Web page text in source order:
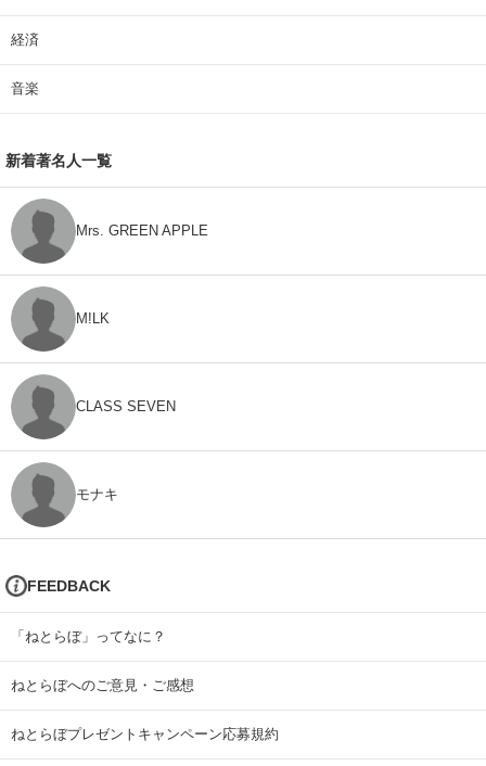
経済
音楽
新着著名人一覧
Mrs. GREEN APPLE
M!LK
CLASS SEVEN
モナキ
FEEDBACK
「ねとらぼ」ってなに？
ねとらぼへのご意見・ご感想
ねとらぼプレゼントキャンペーン応募規約